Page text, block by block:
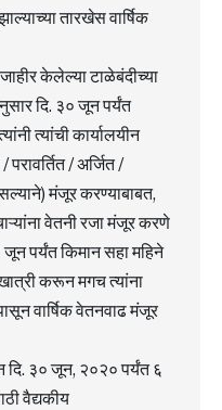
तारखेस वार्षिक
केलेल्या टाळेबंदीच्या
दि. ३० जून पर्यंत
त्यांची कार्यालयीन
/ अर्जित /
मंजूर करण्याबाबत,
वेतनी रजा मंजूर करणे
पर्यंत किमान सहा महिने
करून मगच त्यांना
वार्षिक वेतनवाढ मंजूर
दि. ३० जून, २०२० पर्यंत ६
वैद्यकीय